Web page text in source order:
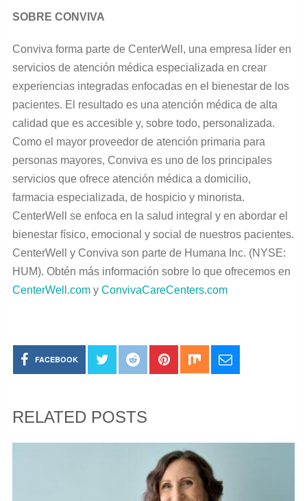
SOBRE CONVIVA
Conviva forma parte de CenterWell, una empresa líder en
servicios de atención médica especializada en crear
experiencias integradas enfocadas en el bienestar de los
pacientes. El resultado es una atención médica de alta
calidad que es accesible y, sobre todo, personalizada.
Como el mayor proveedor de atención primaria para
personas mayores, Conviva es uno de los principales
servicios que ofrece atención médica a domicilio,
farmacia especializada, de hospicio y minorista.
CenterWell se enfoca en la salud integral y en abordar el
bienestar físico, emocional y social de nuestros pacientes.
CenterWell y Conviva son parte de Humana Inc. (NYSE:
HUM). Obtén más información sobre lo que ofrecemos en
CenterWell.comy ConvivaCareCenters.com
FACEBOOK
RELATED POSTS